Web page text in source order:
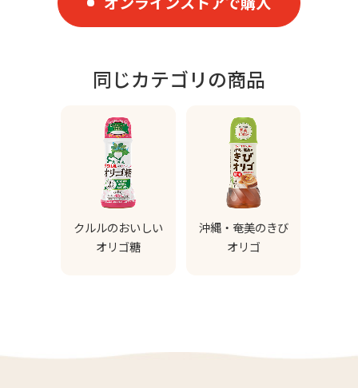
同じカテゴリの商品
クルルのおいしい
オリゴ糖
沖縄・奄美のきび
オリゴ